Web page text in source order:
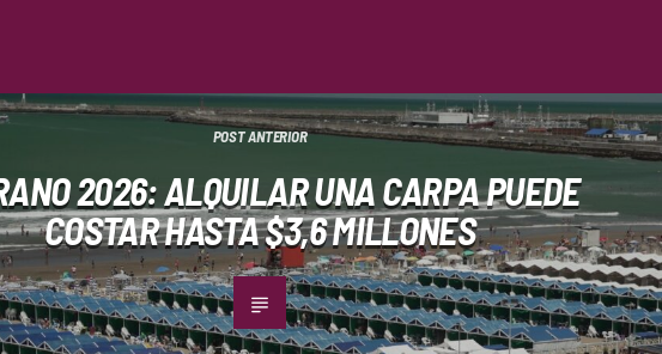
POST ANTERIOR
2026: ALQUILAR UNA CARPA PUEDE
COSTAR HASTA $3,6 MILLONES